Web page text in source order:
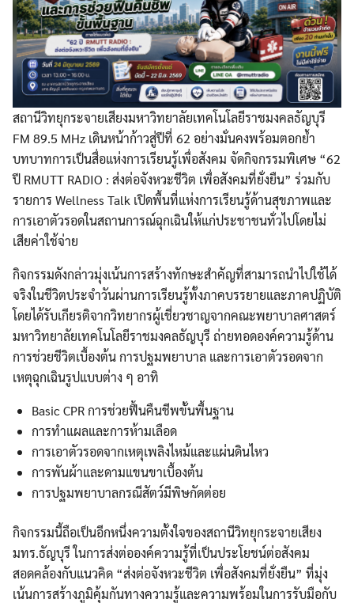
สถานีวิทยุกระจายเสียงมหาวิทยาลัยเทคโนโลยีราชมงคลธัญบุรี
FM 89.5 MHz เดินหน้าก้าวสู่ปีที่ 62 อย่างมั่นคงพร้อมตอกย้ำ
บทบาทการเป็นสื่อแห่งการเรียนรู้เพื่อสังคม จัดกิจกรรมพิเศษ “62
ปี RMUTT RADIO : ส่งต่อจังหวะชีวิต เพื่อสังคมที่ยั่งยืน” ร่วมกับ
รายการ Wellness Talk เปิดพื้นที่แห่งการเรียนรู้ด้านสุขภาพและ
การเอาตัวรอดในสถานการณ์ฉุกเฉินให้แก่ประชาชนทั่วไปโดยไม่
เสียค่าใช้จ่าย
กิจกรรมดังกล่าวมุ่งเน้นการสร้างทักษะสำคัญที่สามารถนำไปใช้ได้
จริงในชีวิตประจำวันผ่านการเรียนรู้ทั้งภาคบรรยายและภาคปฏิบัติ
โดยได้รับเกียรติจากวิทยากรผู้เชี่ยวชาญจากคณะพยาบาลศาสตร์
มหาวิทยาลัยเทคโนโลยีราชมงคลธัญบุรี ถ่ายทอดองค์ความรู้ด้าน
การช่วยชีวิตเบื้องต้น การปฐมพยาบาล และการเอาตัวรอดจาก
เหตุฉุกเฉินรูปแบบต่าง ๆ อาทิ
Basic CPR การช่วยฟื้นคืนชีพขั้นพื้นฐาน
การทำแผลและการห้ามเลือด
การเอาตัวรอดจากเหตุเพลิงไหม้และแผ่นดินไหว
การพันผ้าและดามแขนขาเบื้องต้น
การปฐมพยาบาลกรณีสัตว์มีพิษกัดต่อย
กิจกรรมนี้ถือเป็นอีกหนึ่งความตั้งใจของสถานีวิทยุกระจายเสียง
มทร.ธัญบุรี ในการส่งต่อองค์ความรู้ที่เป็นประโยชน์ต่อสังคม
สอดคล้องกับแนวคิด “ส่งต่อจังหวะชีวิต เพื่อสังคมที่ยั่งยืน” ที่มุ่ง
เน้นการสร้างภูมิคุ้มกันทางความรู้และความพร้อมในการรับมือกับ